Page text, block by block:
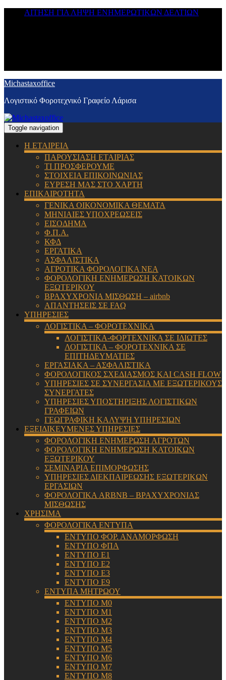
ΑΙΤΗΣΗ ΓΙΑ ΛΗΨΗ ΕΝΗΜΕΡΩΤΙΚΩΝ ΔΕΛΤΙΩΝ
Michastaxoffice
Λογιστικό Φοροτεχνικό Γραφείο Λάρισα
Toggle navigation
Η ΕΤΑΙΡΕΙΑ
ΠΑΡΟΥΣΙΑΣΗ ΕΤΑΙΡΙΑΣ
ΤΙ ΠΡΟΣΦΕΡΟΥΜΕ
ΣΤΟΙΧΕΙΑ ΕΠΙΚΟΙΝΩΝΙΑΣ
ΕΥΡΕΣΗ ΜΑΣ ΣΤΟ ΧΑΡΤΗ
ΕΠΙΚΑΙΡΟΤΗΤΑ
ΓΕΝΙΚΑ ΟΙΚΟΝΟΜΙΚΑ ΘΕΜΑΤΑ
ΜΗΝΙΑΙΕΣ ΥΠΟΧΡΕΩΣΕΙΣ
ΕΙΣΟΔΗΜΑ
Φ.Π.Α.
ΚΦΔ
ΕΡΓΑΤΙΚΑ
ΑΣΦΑΛΙΣΤΙΚΑ
ΑΓΡΟΤΙΚΑ ΦΟΡΟΛΟΓΙΚΑ ΝΕΑ
ΦΟΡΟΛΟΓΙΚΗ ΕΝΗΜΕΡΩΣΗ ΚΑΤΟΙΚΩΝ
ΕΞΩΤΕΡΙΚΟΥ
ΒΡΑΧΥΧΡΟΝΙΑ ΜΙΣΘΩΣΗ – airbnb
ΑΠΑΝΤΗΣΕΙΣ ΣΕ FAQ
ΥΠΗΡΕΣΙΕΣ
ΛΟΓΙΣΤΙΚΑ – ΦΟΡΟΤΕΧΝΙΚΑ
ΛΟΓΙΣΤΙΚΑ-ΦΟΡΤΕΧΝΙΚΑ ΣΕ ΙΔΙΩΤΕΣ
ΛΟΓΙΣΤΙΚΑ – ΦΟΡΟΤΕΧΝΙΚΑ ΣΕ
ΕΠΙΤΗΔΕΥΜΑΤΙΕΣ
ΕΡΓΑΣΙΑΚΑ – ΑΣΦΑΛΙΣΤΙΚΑ
ΦΟΡΟΛΟΓΙΚΟΣ ΣΧΕΔΙΑΣΜΟΣ ΚΑΙ CASH FLOW
ΥΠΗΡΕΣΙΕΣ ΣΕ ΣΥΝΕΡΓΑΣΙΑ ΜΕ ΕΞΩΤΕΡΙΚΟΥΣ
ΣΥΝΕΡΓΑΤΕΣ
ΥΠΗΡΕΣΙΕΣ ΥΠΟΣΤΗΡΙΞΗΣ ΛΟΓΙΣΤΙΚΩΝ
ΓΡΑΦΕΙΩΝ
ΓΕΩΓΡΑΦΙΚΗ ΚΑΛΥΨΗ ΥΠΗΡΕΣΙΩΝ
ΕΞΕΙΔΙΚΕΥΜΕΝΕΣ ΥΠΗΡΕΣΙΕΣ
ΦΟΡΟΛΟΓΙΚΗ ΕΝΗΜΕΡΩΣΗ ΑΓΡΟΤΩΝ
ΦΟΡΟΛΟΓΙΚΗ ΕΝΗΜΕΡΩΣΗ ΚΑΤΟΙΚΩΝ
ΕΞΩΤΕΡΙΚΟΥ
ΣΕΜΙΝΑΡΙΑ ΕΠΙΜΟΡΦΩΣΗΣ
ΥΠΗΡΕΣΙΕΣ ΔΙΕΚΠΑΙΡΕΩΣΗΣ ΕΞΩΤΕΡΙΚΩΝ
ΕΡΓΑΣΙΩΝ
ΦΟΡΟΛΟΓΙΚΑ ARBNB – ΒΡΑΧΥΧΡΟΝΙΑΣ
ΜΙΣΘΩΣΗΣ
ΧΡΗΣΙΜΑ
ΦΟΡΟΛΟΓΙΚΑ ΕΝΤΥΠΑ
ΕΝΤΥΠΟ ΦΟΡ. ΑΝΑΜΟΡΦΩΣΗ
ΕΝΤΥΠΟ ΦΠΑ
ΕΝΤΥΠΟ Ε1
ΕΝΤΥΠΟ Ε2
ΕΝΤΥΠΟ Ε3
ΕΝΤΥΠΟ Ε9
ΕΝΤΥΠΑ ΜΗΤΡΩΟΥ
ΕΝΤΥΠΟ Μ0
ΕΝΤΥΠΟ Μ1
ΕΝΤΥΠΟ Μ2
ΕΝΤΥΠΟ Μ3
ΕΝΤΥΠΟ Μ4
ΕΝΤΥΠΟ Μ5
ΕΝΤΥΠΟ Μ6
ΕΝΤΥΠΟ Μ7
ΕΝΤΥΠΟ Μ8